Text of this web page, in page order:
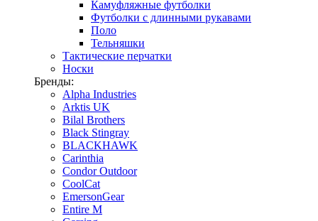
Камуфляжные футболки
Футболки с длинными рукавами
Поло
Тельняшки
Тактические перчатки
Носки
Бренды:
Alpha Industries
Arktis UK
Bilal Brothers
Black Stingray
BLACKHAWK
Carinthia
Condor Outdoor
CoolCat
EmersonGear
Entire M